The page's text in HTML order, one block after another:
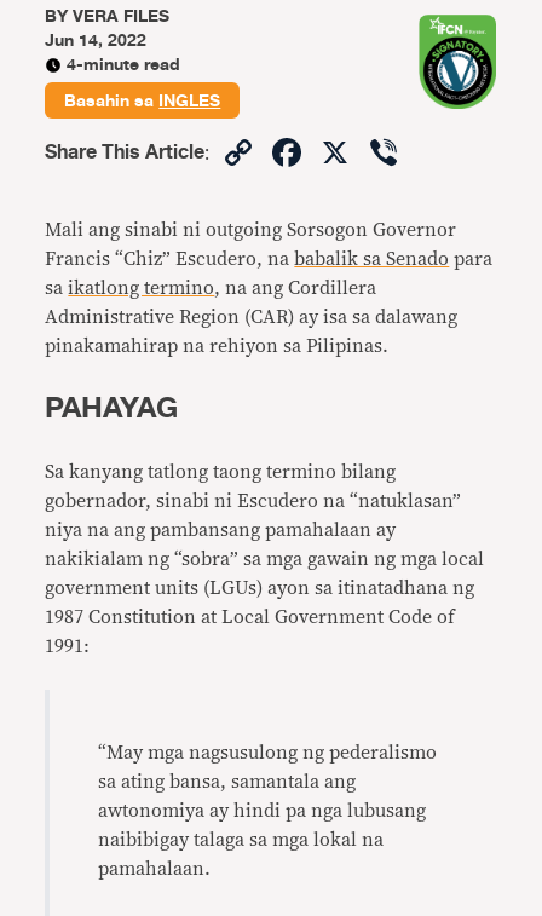
BYVERA FILES
Jun 14, 2022
4-minute read
Basahin saINGLES
Share This Article: CopyFacebook
X
Mali ang sinabi ni outgoing Sorsogon Governor
Francis “Chiz” Escudero, nababalik sa Senado para
saikatlong termino, na ang Cordillera
Administrative Region (CAR) ay isa sa dalawang
pinakamahirap na rehiyon sa Pilipinas.
PAHAYAG
Sa kanyang tatlong taong termino bilang
gobernador, sinabi ni Escudero na “natuklasan”
niya na ang pambansang pamahalaan ay
nakikialam ng “sobra” sa mga gawain ng mga local
government units (LGUs) ayon sa itinatadhana ng
1987 Constitution at Local Government Code of
1991:
“May mga nagsusulong ng pederalismo
sa ating bansa, samantala ang
awtonomiya ay hindi pa nga lubusang
naibibigay talaga sa mga lokal na
pamahalaan.